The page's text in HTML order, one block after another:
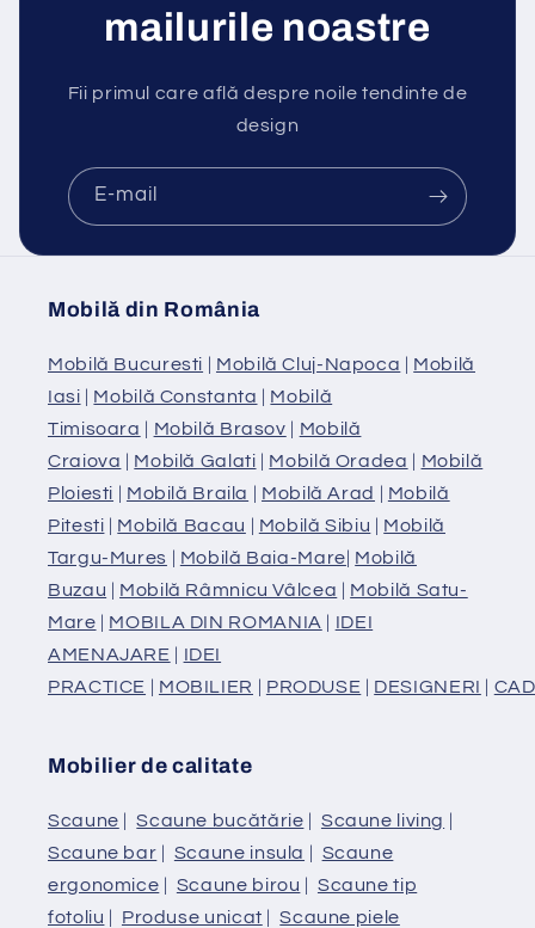
mailurile noastre
Fii primul care află despre noile tendinte de
design
E-mail
Mobilă din România
Mobilă Bucuresti | Mobilă Cluj-Napoca | Mobilă
Iasi | Mobilă Constanta | Mobilă
Timisoara | Mobilă Brasov | Mobilă
Craiova | Mobilă Galati | Mobilă Oradea | Mobilă
Ploiesti | Mobilă Braila | Mobilă Arad | Mobilă
Pitesti | Mobilă Bacau | Mobilă Sibiu | Mobilă
Targu-Mures | Mobilă Baia-Mare| Mobilă
Buzau | Mobilă Râmnicu Vâlcea | Mobilă Satu-
Mare | MOBILA DIN ROMANIA | IDEI
AMENAJARE | IDEI
PRACTICE | MOBILIER | PRODUSE | DESIGNERI |
Mobilier de calitate
Scaune |Scaune bucătărie | Scaune living |
Scaune bar | Scaune insula | Scaune
ergonomice | Scaune birou | Scaune tip
fotoliu | Produse unicat |Scaune piele